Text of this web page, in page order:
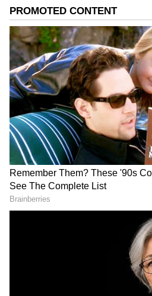
ಬೇಡುವುದು ಮತ್ತು ಪರವಾನಗಿ
ವ್ಯಾಪಾರ ಮಾಡುವುದನ್ನು
ನಿಷೇಧಿಸಲಾಗಿದ್ದು, ಕಾನೂನು
ಮೊತ್ತದ ದಂಡ ವಿಧಿಸಲು
ಸಮಗ್ರ ಸುದ್ದಿ ಮೂಲವನ್ನಾಗಿ asianet
ಆಯ್ಕೆ ಮಾಡಿಕೊಳ್ಳಿ